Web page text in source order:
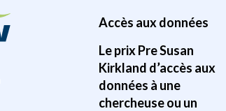
Accès aux données
Le prix Pre Susan
Kirkland d’accès aux
données à une
chercheuse ou un